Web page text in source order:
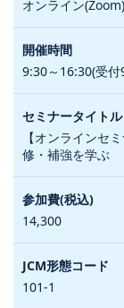
オンライン(Zoom)
9:30～16:30(受付
【オンラインセ
修・補強を学ぶ
14,300
101-1